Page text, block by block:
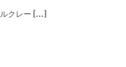
クレー […]